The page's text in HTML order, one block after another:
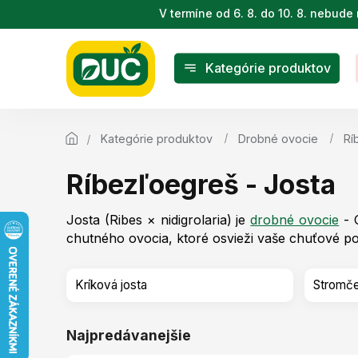
na
V termíne od 6. 8. do 10. 8.
Kategórie produktov
Kategórie produktov Drobné ovocie
Ríbezľoegreš - Josta
Josta (Ribes × nidigrolaria) jedrobné ovocie -
chutného ovocia, ktoré osvieži vaše chuťové
Kríková josta
Najpredávanejšie